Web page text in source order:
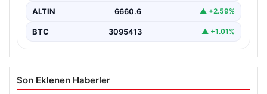
ALTIN 6660.6 ▲ +2.59%
BTC 3095413 ▲ +1.01%
Son Eklenen Haberler